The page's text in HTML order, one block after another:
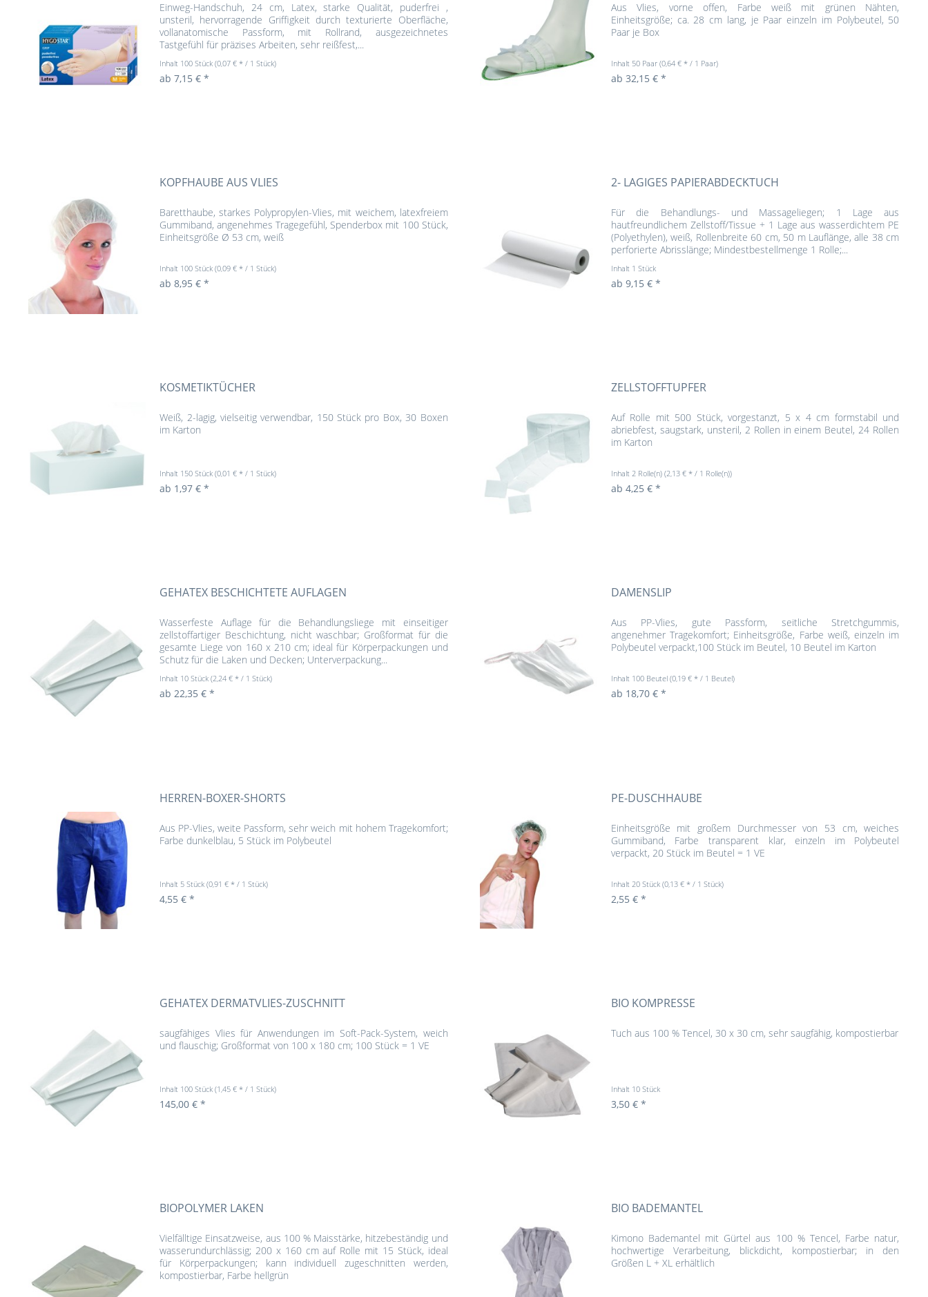
Einweg-Handschuh, 24 cm, Latex, starke Qualität, puderfrei ,
unsteril, hervorragende Griffigkeit durch texturierte Oberfläche,
vollanatomische Passform, mit Rollrand, ausgezeichnetes
Tastgefühl für präzises Arbeiten, sehr reißfest,...
Inhalt 100 Stück(0,07 € * / 1 Stück)
ab 7,15 € *
Aus Vlies, vorne offen, Farbe weiß mit grünen Nähten,
Einheitsgröße; ca. 28 cm lang, je Paar einzeln im Polybeutel, 50
Paar je Box
Inhalt 50 Paar (0,64 € * / 1 Paar)
ab 32,15 € *
KOPFHAUBE AUS VLIES
Baretthaube, starkes Polypropylen-Vlies, mit weichem, latexfreiem
Gummiband, angenehmes Tragegefühl, Spenderbox mit 100 Stück,
Einheitsgröße Ø 53 cm, weiß
Inhalt 100 Stück(0,09 € * / 1 Stück)
ab 8,95 € *
2- LAGIGES PAPIERABDECKTUCH
Für die Behandlungs- und Massageliegen; 1 Lage aus
hautfreundlichem Zellstoff/Tissue + 1 Lage aus wasserdichtem PE
(Polyethylen), weiß, Rollenbreite 60 cm, 50 m Lauflänge, alle 38 cm
perforierte Abrisslänge; Mindestbestellmenge 1 Rolle;...
Inhalt 1 Stück
ab 9,15 € *
KOSMETIKTÜCHER
Weiß, 2-lagig, vielseitig verwendbar, 150 Stück pro Box, 30 Boxen
im Karton
Inhalt 150 Stück(0,01 € * / 1 Stück)
ab 1,97 € *
ZELLSTOFFTUPFER
Auf Rolle mit 500 Stück, vorgestanzt, 5 x 4 cm formstabil und
abriebfest, saugstark, unsteril, 2 Rollen in einem Beutel, 24 Rollen
im Karton
Inhalt 2 Rolle(n) (2,13 € * / 1 Rolle(n))
ab 4,25 € *
GEHATEX BESCHICHTETE AUFLAGEN
Wasserfeste Auflage für die Behandlungsliege mit einseitiger
zellstoffartiger Beschichtung, nicht waschbar; Großformat für die
gesamte Liege von 160 x 210 cm; ideal für Körperpackungen und
Schutz für die Laken und Decken; Unterverpackung...
Inhalt 10 Stück(2,24 € * / 1 Stück)
ab 22,35 € *
DAMENSLIP
Aus PP-Vlies, gute Passform, seitliche Stretchgummis,
angenehmer Tragekomfort; Einheitsgröße, Farbe weiß, einzeln im
Polybeutel verpackt,100 Stück im Beutel, 10 Beutel im Karton
Inhalt 100 Beutel (0,19 € * / 1 Beutel)
ab 18,70 € *
HERREN-BOXER-SHORTS
Aus PP-Vlies, weite Passform, sehr weich mit hohem Tragekomfort;
Farbe dunkelblau, 5 Stück im Polybeutel
Inhalt 5 Stück(0,91 € * / 1 Stück)
4,55 € *
PE-DUSCHHAUBE
Einheitsgröße mit großem Durchmesser von 53 cm, weiches
Gummiband, Farbe transparent klar, einzeln im Polybeutel
verpackt, 20 Stück im Beutel = 1 VE
Inhalt 20 Stück (0,13 € * / 1 Stück)
2,55 € *
GEHATEX DERMATVLIES-ZUSCHNITT
saugfähiges Vlies für Anwendungen im Soft-Pack-System, weich
und flauschig; Großformat von 100 x 180 cm; 100 Stück = 1 VE
Inhalt 100 Stück(1,45 € * / 1 Stück)
145,00 € *
BIO KOMPRESSE
Tuch aus 100 % Tencel, 30 x 30 cm, sehr saugfähig, kompostierbar
Inhalt 10 Stück
3,50 € *
BIOPOLYMER LAKEN
Vielfälltige Einsatzweise, aus 100 % Maisstärke, hitzebeständig und
wasserundurchlässig; 200 x 160 cm auf Rolle mit 15 Stück, ideal
für Körperpackungen; kann individuell zugeschnitten werden,
kompostierbar, Farbe hellgrün
BIO BADEMANTEL
Kimono Bademantel mit Gürtel aus 100 % Tencel, Farbe natur,
hochwertige Verarbeitung, blickdicht, kompostierbar; in den
Größen L + XL erhältlich